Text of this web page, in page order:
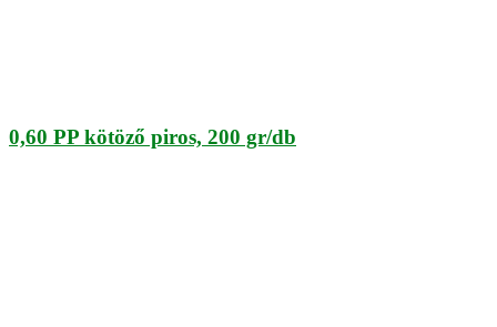
0,60 PP kötöző piros, 200 gr/db